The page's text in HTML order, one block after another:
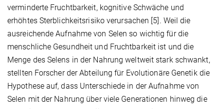
verminderte Fruchtbarkeit, kognitive Schwäche und
erhöhtes Sterblichkeitsrisiko verursachen [5]. Weil die
ausreichende Aufnahme von Selen so wichtig für die
menschliche Gesundheit und Fruchtbarkeit ist und die
Menge des Selens in der Nahrung weltweit stark schwankt,
stellten Forscher der Abteilung für Evolutionäre Genetik die
Hypothese auf, dass Unterschiede in der Aufnahme von
Selen mit der Nahrung über viele Generationen hinweg die